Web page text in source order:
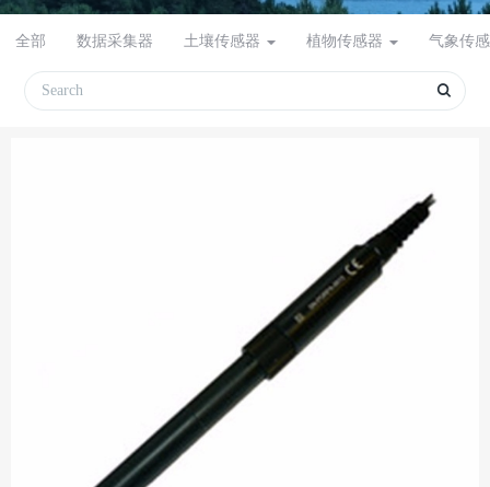
全部 数据采集器 土壤传感器 植物传感器 气象传